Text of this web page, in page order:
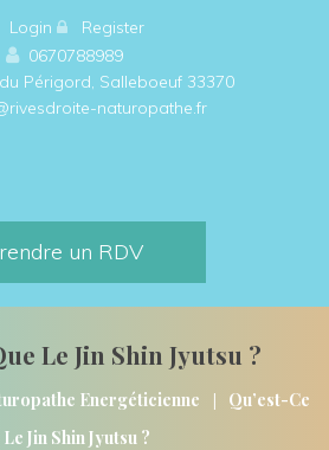
Login
Register
0670788989
Périgord, Salleboeuf 33370
naturopathe.fr
un RDV
Le Jin Shin Jyutsu ?
Energéticienne |
Qu’est-Ce
Jin Shin Jyutsu ?